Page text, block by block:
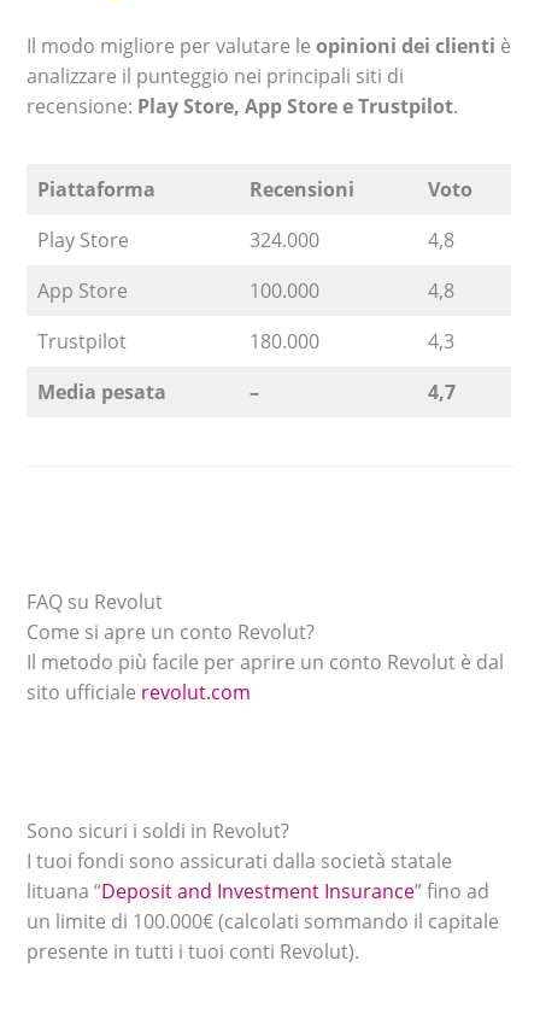
Il modo migliore per valutare leopinioni dei clienti è
analizzare il punteggio nei principali siti di
recensione: Play Store, App Store e Trustpilot.
Piattaforma Recensioni
Voto
Play Store
324.000
4,8
App Store
100.000
4,8
Trustpilot
180.000
4,3
Media pesata
– 4,7
FAQ su Revolut
Come si apre un conto Revolut?
Il metodo più facile per aprire un conto Revolut è dal
sito ufficiale revolut.com
Sono sicuri i soldi in Revolut?
I tuoi fondi sono assicurati dalla società statale
lituana “Deposit and Investment Insurance” fino ad
un limite di 100.000€ (calcolati sommando il capitale
presente in tutti i tuoi conti Revolut).